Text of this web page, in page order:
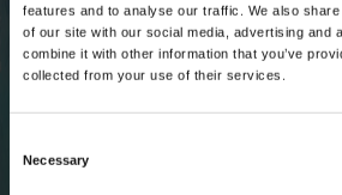
features and to analyse our traffic. We also
of our site with our social media, advertising and
combine it with other information that you’ve
collected from your use of their services.
Necessary
sendo que alguns
encontram
“marcados” pela